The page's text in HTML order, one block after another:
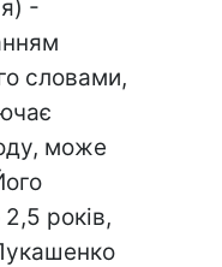
-
словами,
може
років,